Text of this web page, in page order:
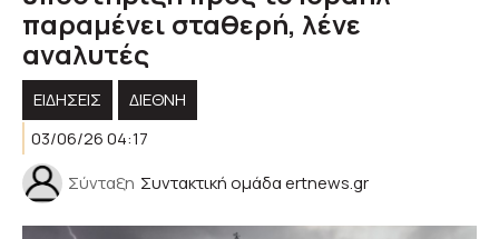
παραμένει σταθερή, λένε
αναλυτές
ΕΙΔΗΣΕΙΣ
ΔΙΕΘΝΗ
03/06/26 04:17
Σύνταξη Συντακτική ομάδα ertnews.gr